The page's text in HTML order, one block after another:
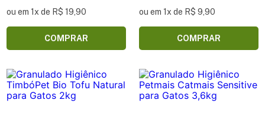
ou em 1x de R$ 19,90
COMPRAR
ou em 1x de R$ 9,90
COMPRAR